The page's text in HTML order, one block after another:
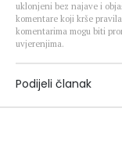
uklonjeni bez najave i
komentare koji krše
komentarima mogu biti
uvjerenjima.
Podijeli članak